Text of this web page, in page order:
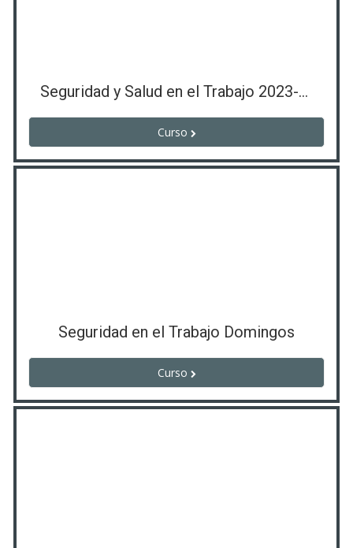
Seguridad y Salud en el Trabajo 2023-2SP
Curso
Seguridad en el Trabajo Domingos
Curso